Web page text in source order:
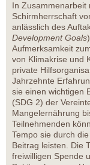
In Zusammenarbeit
Schirmherrschaft
anlässlich des
Development Goals
Aufmerksamkeit
von Klimakrise und
private
Jahrzehnte
sie einen wichtigen
(SDG 2) der
Mangelernährung
Teilnehmenden
Tempo sie durch
Beitrag leisten. Die
freiwilligen Spende